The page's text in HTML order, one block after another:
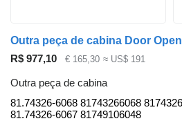
R$ 977,10 € 165,30 ≈ US$ 191
Outra peça de cabina
81.74326-6068 81743266068
81.74326-6067 81749106048